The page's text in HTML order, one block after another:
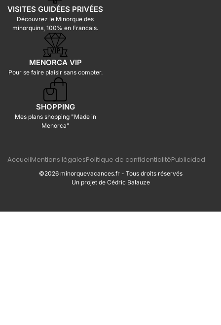
VISITES GUIDÉES PRIVÉES
Découvrez le Minorque des
minorquins, 100% en Francais.
MENORCA VIP
Pour se faire plaisir sans compter.
SHOPPING
Mes plans shopping "Made in
Menorca"
AccueilMentions légalesPolitique de confidentialitéPublicidad
©2026 minorquevacances.fr - Tous droits réservés
Un projet de Cédric Balauze